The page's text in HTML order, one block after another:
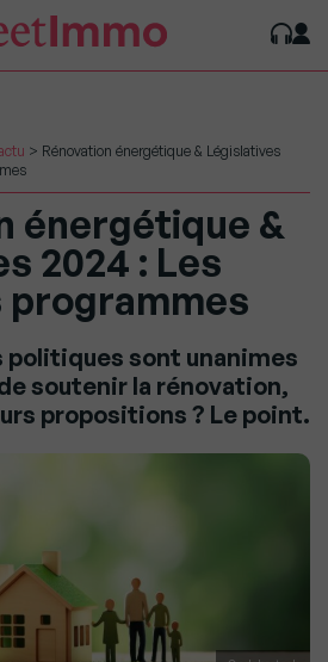
> Rénovation énergétique & Législatives
énergétique &
2024 : Les
politiques sont unanimes
soutenir la rénovation,
propositions ? Le point.